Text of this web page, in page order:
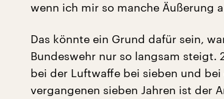
wenn ich mir so manche Äußerung
Das könnte ein Grund dafür sein,
Bundeswehr nur so langsam steigt.
bei der Luftwaffe bei sieben und
vergangenen sieben Jahren ist der